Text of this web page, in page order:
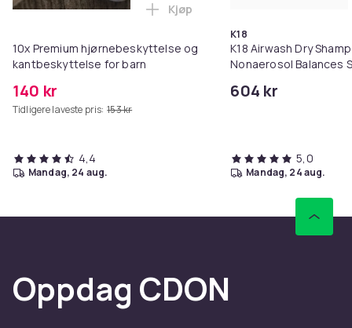
10x Premium hjørnebeskyttelse og
kantbeskyttelse for barn
140 kr
Tidligere laveste pris: 153 kr
Legg 10x Premium
Kjøp
4,4
mandag, 24 aug.
K18
K18 Airwash Dry
Nonaerosol Balances
604 kr
5,0
mandag, 24 aug.
Oppdag CDON